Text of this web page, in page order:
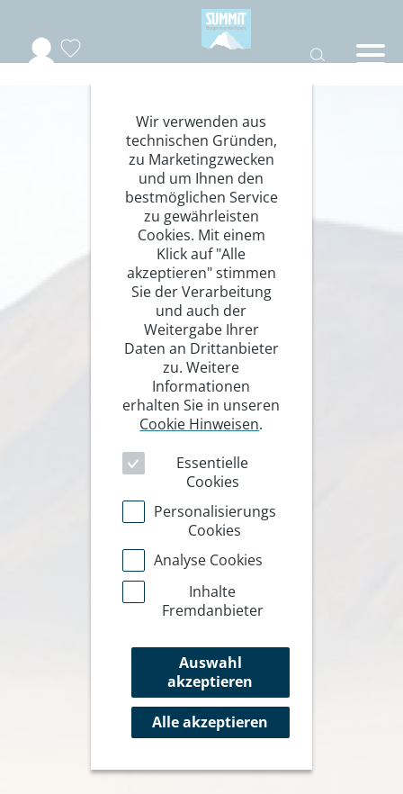
Wir verwenden aus
technischen Gründen,
zu Marketingzwecken
und um Ihnen den
bestmöglichen Service
zu gewährleisten
Cookies. Mit einem
Klick auf "Alle
akzeptieren" stimmen
Sie der Verarbeitung
und auch der
Weitergabe Ihrer
Daten an Drittanbieter
zu. Weitere
Informationen
erhalten Sie in unseren
Cookie Hinweisen.
Essentielle
Cookies
Personalisierungs
Cookies
Analyse Cookies
Inhalte
Fremdanbieter
Auswahl
akzeptieren
Alle akzeptieren